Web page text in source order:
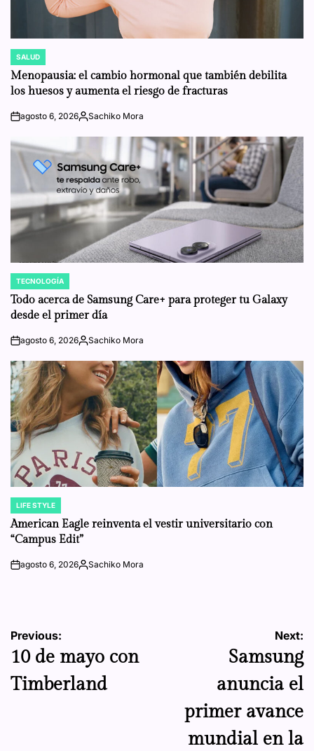
POSTED
IN
SALUD
Menopausia: el cambio hormonal que también debilita
los huesos y aumenta el riesgo de fracturas
onagosto 6, 2026Posted
Sachiko Mora
POSTED
IN
TECNOLOGÍA
Todo acerca de Samsung Care+ para proteger tu Galaxy
desde el primer día
onagosto 6, 2026Posted
Sachiko Mora
POSTED
IN
LIFE STYLE
American Eagle reinventa el vestir universitario con
“Campus Edit”
onagosto 6, 2026Posted
Sachiko Mora
Navegación
de
entradas
Previous:
10 de mayo con
Timberland
Next:
Samsung
anuncia el
primer avance
mundial en la